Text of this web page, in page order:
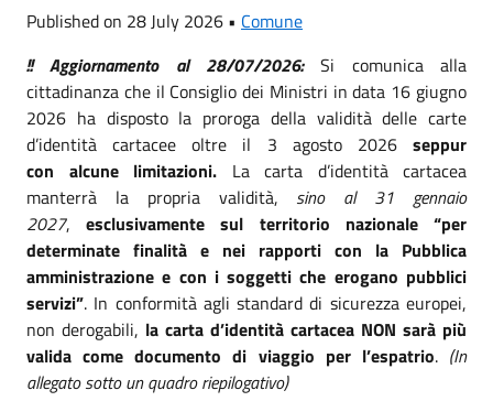
Published on 28 July 2026 • Comune
!! Aggiornamento al 28/07/2026:Si comunica alla
cittadinanza che il Consiglio dei Ministri in data 16 giugno
2026 ha disposto la proroga della validità delle carte
d’identità cartacee oltre il 3 agosto 2026 seppur
con alcune limitazioni. La carta d’identità cartacea
manterrà la propria validità, sino al 31 gennaio
2027,esclusivamente sul territorio nazionale “per
determinate finalità e nei rapporti con la Pubblica
amministrazione e con i soggetti che erogano pubblici
servizi”. In conformità agli standard di sicurezza europei,
non derogabili, la carta d’identità cartacea NON sarà più
valida come documento di viaggio per l’espatrio. (In
allegato sotto un quadro riepilogativo)